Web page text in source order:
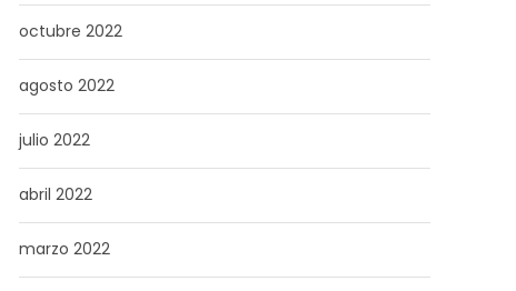
octubre 2022
agosto 2022
julio 2022
abril 2022
marzo 2022